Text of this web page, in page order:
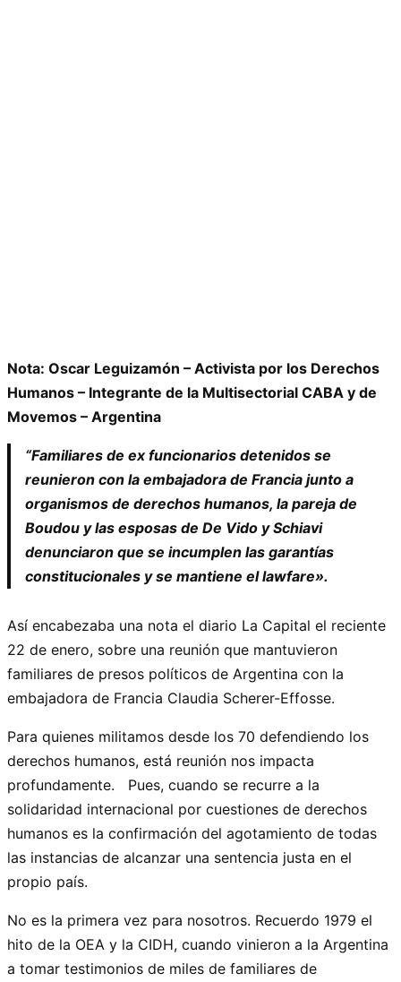
Nota: Oscar Leguizamón – Activista por los Derechos
Humanos – Integrante de la Multisectorial CABA y de
Movemos – Argentina
“Familiares de ex funcionarios detenidos se
reunieron con la embajadora de Francia junto a
organismos de derechos humanos, la pareja de
Boudou y las esposas de De Vido y Schiavi
denunciaron que se incumplen las garantías
constitucionales y se mantiene el lawfare».
Así encabezaba una nota el diario La Capital el reciente
22 de enero, sobre una reunión que mantuvieron
familiares de presos políticos de Argentina con la
embajadora de Francia Claudia Scherer-Effosse.
Para quienes militamos desde los 70 defendiendo los
derechos humanos, está reunión nos impacta
profundamente. Pues, cuando se recurre a la
solidaridad internacional por cuestiones de derechos
humanos es la confirmación del agotamiento de todas
las instancias de alcanzar una sentencia justa en el
propio país.
No es la primera vez para nosotros. Recuerdo 1979 el
hito de la OEA y la CIDH, cuando vinieron a la Argentina
a tomar testimonios de miles de familiares de